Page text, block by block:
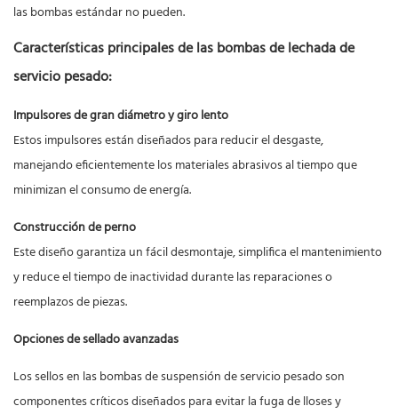
las bombas estándar no pueden.
Características principales de las bombas de lechada de
servicio pesado:
Impulsores de gran diámetro y giro lento
Estos impulsores están diseñados para reducir el desgaste,
manejando eficientemente los materiales abrasivos al tiempo que
minimizan el consumo de energía.
Construcción de perno
Este diseño garantiza un fácil desmontaje, simplifica el mantenimiento
y reduce el tiempo de inactividad durante las reparaciones o
reemplazos de piezas.
Opciones de sellado avanzadas
Los sellos en las bombas de suspensión de servicio pesado son
componentes críticos diseñados para evitar la fuga de lloses y